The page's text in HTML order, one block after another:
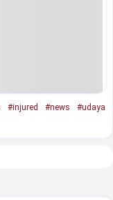
#injured #news
#udaya